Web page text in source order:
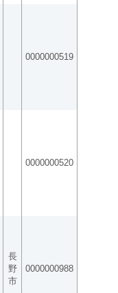
0000000519
0000000520
長
野
市
0000000988